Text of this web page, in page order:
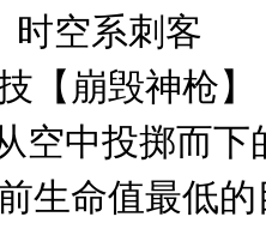
时空系刺客
【崩毁神枪】
空中投掷而
生命值最低